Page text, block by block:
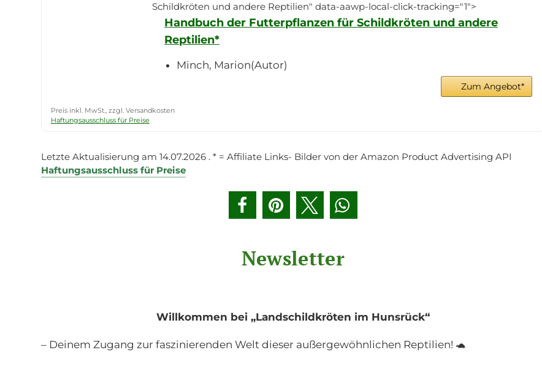
Schildkröten und andere Reptilien" data-aawp-local-click-tracking="1">
Handbuch der Futterpflanzen für Schildkröten und andere
Reptilien*
Minch, Marion(Autor)
Zum Angebot*
Preis inkl. MwSt., zzgl. Versandkosten
Haftungsausschluss für Preise
Letzte Aktualisierung am 14.07.2026 . * = Affiliate Links- Bilder von der Amazon Product Advertising API
Haftungsausschluss für Preise
Newsletter
Willkommen bei „Landschildkröten im Hunsrück“
– Deinem Zugang zur faszinierenden Welt dieser außergewöhnlichen Reptilien! 🐢